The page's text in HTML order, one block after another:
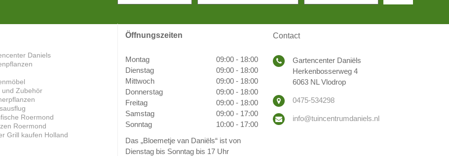
Daniels
und Zubehör
Roermond
Roermond
Grill kaufen Holland
Öffnungszeiten
Montag
09:00 - 18:00
Dienstag
09:00 - 18:00
Mittwoch
09:00 - 18:00
Donnerstag
09:00 - 18:00
Freitag
09:00 - 18:00
Samstag
09:00 - 17:00
Sonntag
10:00 - 17:00
Das „Bloemetje van Daniëls“ ist von
Dienstag bis Sonntag bis 17 Uhr
Contact
Gartencenter Daniëls
Herkenbosserweg 4
6063 NL Vlodrop
0475-534298
info@tuincentrumdaniels.nl